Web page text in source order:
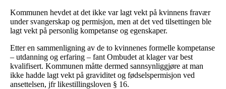
Kommunen hevdet at det ikke var lagt vekt på kvinnens fravær
under svangerskap og permisjon, men at det ved tilsettingen ble
lagt vekt på personlig kompetanse og egenskaper.
Etter en sammenligning av de to kvinnenes formelle kompetanse
– utdanning og erfaring – fant Ombudet at klager var best
kvalifisert. Kommunen måtte dermed sannsynliggjøre at man
ikke hadde lagt vekt på graviditet og fødselspermisjon ved
ansettelsen, jfr likestillingsloven § 16.